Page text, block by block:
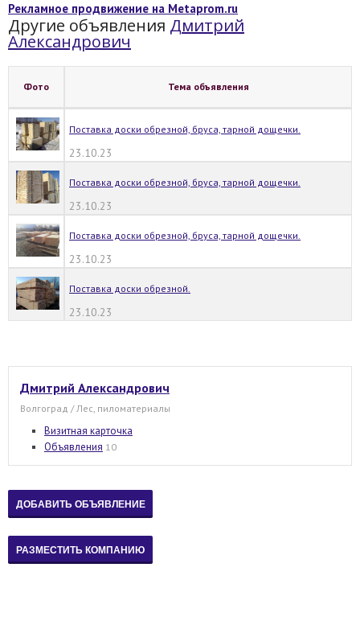
Рекламное продвижение на Metaprom.ru
Другие объявления Дмитрий
Александрович
Фото Тема объявления
Поставка доски обрезной, бруса, тарной дощечки.
23.10.23
Поставка доски обрезной, бруса, тарной дощечки.
23.10.23
Поставка доски обрезной, бруса, тарной дощечки.
23.10.23
Поставка доски обрезной.
23.10.23
Дмитрий Александрович
Волгоград / Лес, пиломатериалы
Визитная карточка
Объявления 10